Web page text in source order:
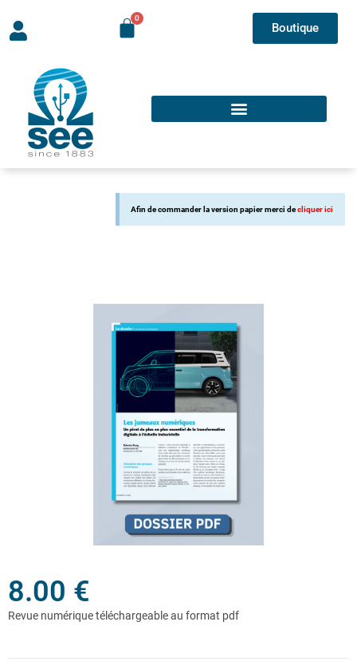
Boutique
Afin de commander la version papier merci decliquer ici
8.00 €